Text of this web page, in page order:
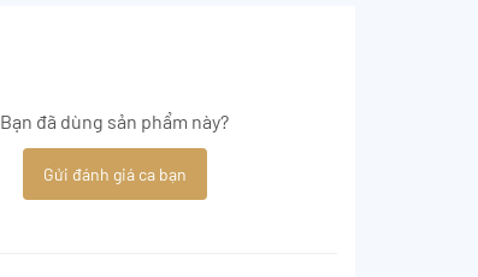
Bạn đã dùng sản phẩm này?
Gửi đánh giá ca bạn